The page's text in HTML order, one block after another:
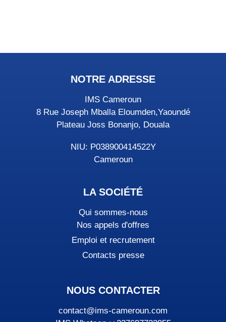
NOTRE ADRESSE
IMS Cameroun
8 Rue Joseph Mballa Eloumden,Yaoundé
Plateau Joss Bonanjo, Douala
NIU: P038900414522Y
Cameroun
LA SOCIÉTÉ
Qui sommes-nous
Nos appels d'offres
Emploi et recrutement
Contacts presse
NOUS CONTACTER
contact@ims-cameroun.com